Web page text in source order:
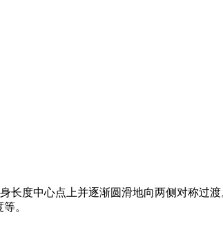
长度中心点上并逐渐圆滑地向两侧对称过
。